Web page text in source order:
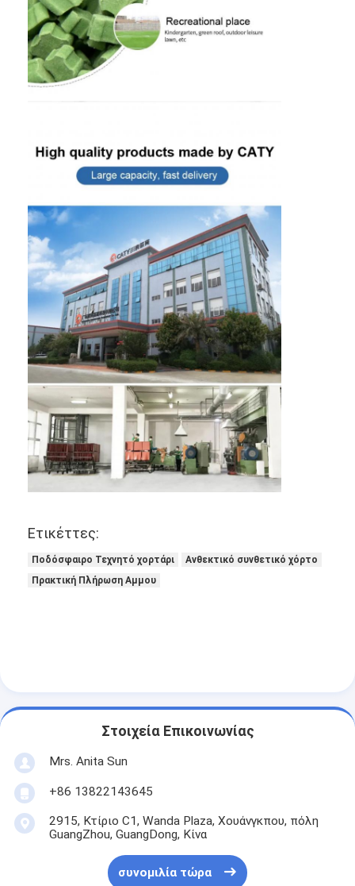
Ετικέττες:
Ποδόσφαιρο Τεχνητό χορτάρι
Ανθεκτικό συνθετικό χόρτο
Πρακτική Πλήρωση Αμμου
Στοιχεία Επικοινωνίας
Mrs. Anita Sun
+86 13822143645
2915, Κτίριο C1, Wanda Plaza, Χουάνγκπου, πόλη
GuangZhou, GuangDong, Κίνα
συνομιλία τώρα